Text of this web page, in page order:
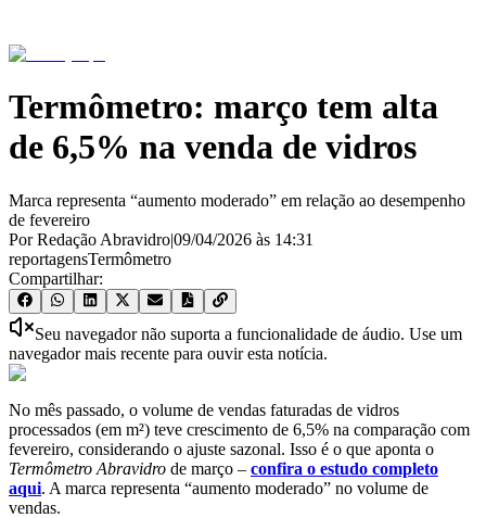
Termômetro: março tem alta
de 6,5% na venda de vidros
Marca representa “aumento moderado” em relação ao desempenho
de fevereiro
Por Redação Abravidro|09/04/2026 às 14:31
reportagensTermômetro
Compartilhar:
Seu navegador não suporta a funcionalidade de áudio. Use um
navegador mais recente para ouvir esta notícia.
No mês passado, o volume de vendas faturadas de vidros
processados (em m²) teve crescimento de 6,5% na comparação com
fevereiro, considerando o ajuste sazonal. Isso é o que aponta o
Termômetro Abravidro de março – confira o estudo completo
aqui. A marca representa “aumento moderado” no volume de
vendas.